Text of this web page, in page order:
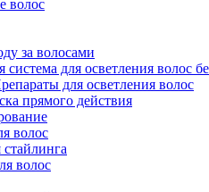
волос
за волосами
для осветления волос
для осветления волос
прямого действия
волос
волос